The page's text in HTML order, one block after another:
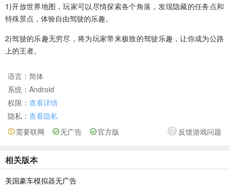
1)开放世界地图，玩家可以尽情探索各个角落，发现隐藏的任务点和
特殊景点，体验自由驾驶的乐趣。
2)驾驶的乐趣无穷尽，将为玩家带来极致的驾驶乐趣，让你成为公路
上的王者。
语言： 简体
系统： Android
权限： 查看详情
隐私： 查看隐私
反馈游戏问题
需要联网 无广告 官方版
相关版本
美国豪车模拟器无广告